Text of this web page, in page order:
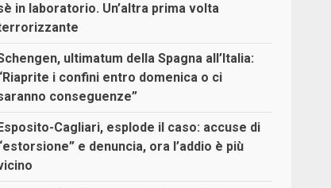
in laboratorio. Un’altra prima volta
ultimatum della Spagna all’Italia:
i confini entro domenica o ci
conseguenze”
Cagliari, esplode il caso: accuse di
e denuncia, ora l’addio è più